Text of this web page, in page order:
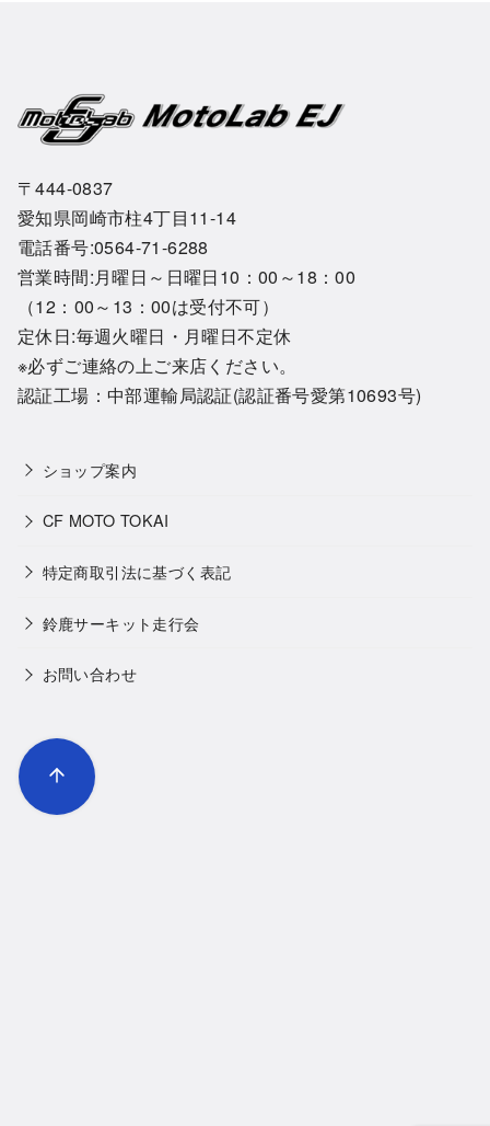
〒444-0837
愛知県岡崎市柱4丁目11-14
電話番号:0564-71-6288
営業時間:月曜日～日曜日10：00～18：00
（12：00～13：00は受付不可）
定休日:毎週火曜日・月曜日不定休
※必ずご連絡の上ご来店ください。
認証工場：中部運輸局認証(認証番号愛第10693号)
ショップ案内
CF MOTO TOKAI
特定商取引法に基づく表記
鈴鹿サーキット走行会
お問い合わせ